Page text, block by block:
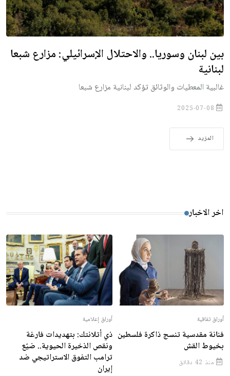
بين لبنان وسوريا.. والاحتلال الإسرائيلي: مزارع شبعا
لبنانية
غالبية المعطيات والوثائق تؤكد لبنانية مزارع شبعا
2025-07-08
المزيد
اخر الاخبار
أوراق ثقافية
فنانة مقدسية تنسج ذاكرة فلسطين
بخيوط القش
منذ 42 دقائق
أوراق إعلامية
ذي أتلانتك: بتهديدات فارغة
ونقص الذخيرة الحيوية.. ضيّع
ترامب التفوق الاستراتيجي ضد
إيران